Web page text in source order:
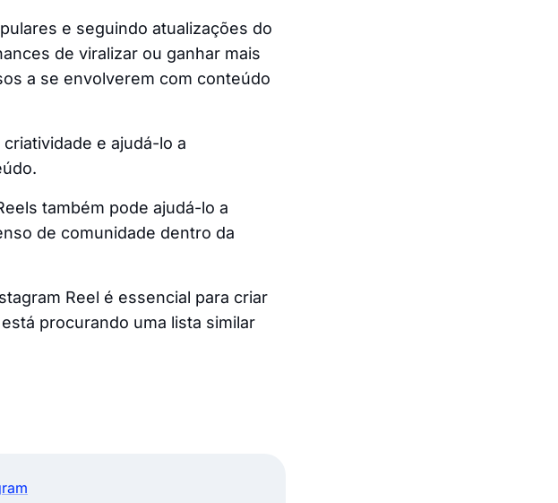
e seguindo atualizações do
de viralizar ou ganhar mais
a se envolverem com conteúdo
e ajudá-lo a
também pode ajudá-lo a
de comunidade dentro da
Reel é essencial para criar
procurando uma lista similar